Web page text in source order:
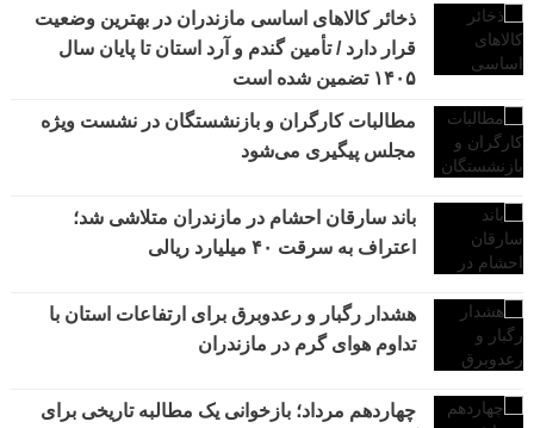
ذخائر کالاهای اساسی مازندران در بهترین وضعیت
قرار دارد / تأمین گندم و آرد استان تا پایان سال
۱۴۰۵ تضمین شده است
مطالبات کارگران و بازنشستگان در نشست ویژه
مجلس پیگیری می‌شود
باند سارقان احشام در مازندران متلاشی شد؛
اعتراف به سرقت ۴۰ میلیارد ریالی
هشدار رگبار و رعدوبرق برای ارتفاعات استان با
تداوم هوای گرم در مازندران
چهاردهم مرداد؛ بازخوانی یک مطالبه تاریخی برای